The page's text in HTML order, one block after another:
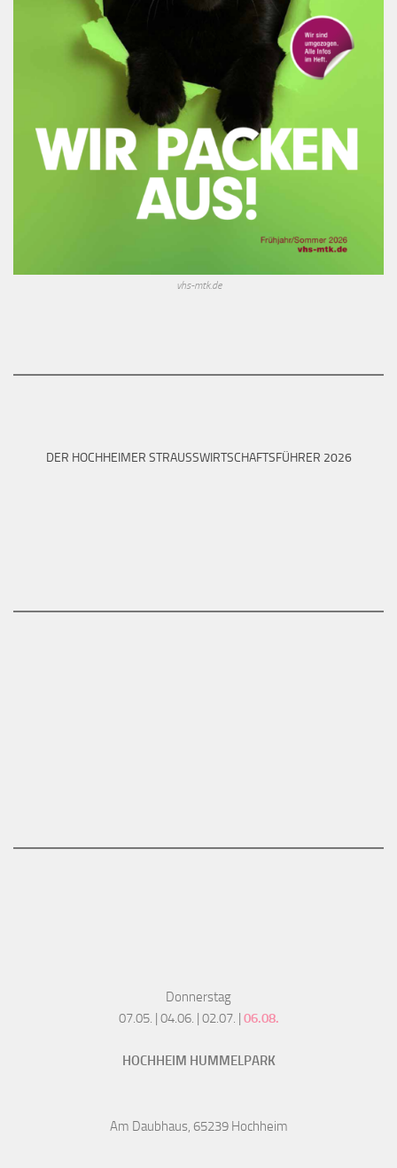
vhs-mtk.de
DER HOCHHEIMER STRAUSSWIRTSCHAFTSFÜHRER 2026
Donnerstag
07.05. | 04.06. | 02.07. | 06.08.
HOCHHEIM HUMMELPARK
Am Daubhaus, 65239 Hochheim